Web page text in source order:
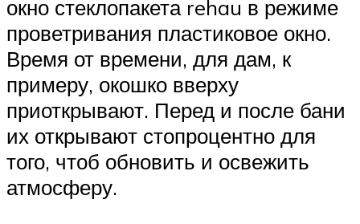
окно стеклопакета rehau в режиме
проветривания пластиковое окно.
Время от времени, для дам, к
примеру, окошко вверху
приоткрывают. Перед и после бани
их открывают стопроцентно для
того, чтоб обновить и освежить
атмосферу.